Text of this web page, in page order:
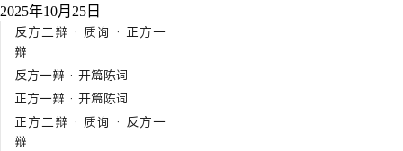
2025年10月25日
反方二辩 · 质询 · 正方一
辩
反方一辩 · 开篇陈词
正方一辩 · 开篇陈词
正方二辩 · 质询 · 反方一
辩